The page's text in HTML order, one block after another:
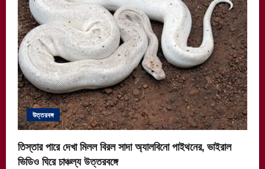
উত্তরবঙ্গ
তিস্তার পারে দেখা মিলল বিরল সাদা অ্যালবিনো পাইথনের, ভাইরাল
ভিডিও ঘিরে চাঞ্চল্য উত্তরবঙ্গে